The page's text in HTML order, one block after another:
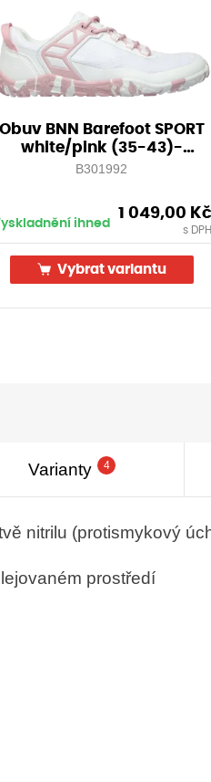
Obuv BNN Barefoot SPORT
white/pink (35-43)-
Doprodej!
B301992
ihned
1 049,00 Kč
s DPH
Vybrat variantu
Varianty 4
nitrilu (protismykový
prostředí